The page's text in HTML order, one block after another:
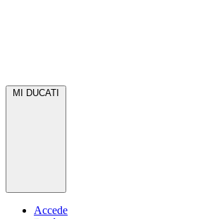
MI DUCATI
Accede